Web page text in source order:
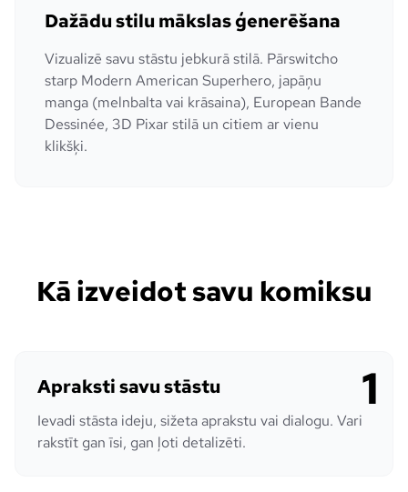
Dažādu stilu mākslas ģenerēšana
Vizualizē savu stāstu jebkurā stilā. Pārswitcho
starp Modern American Superhero, japāņu
manga (melnbalta vai krāsaina), European Bande
Dessinée, 3D Pixar stilā un citiem ar vienu
klikšķi.
Kā izveidot savu komiksu
1
Apraksti savu stāstu
Ievadi stāsta ideju, sižeta aprakstu vai dialogu. Vari
rakstīt gan īsi, gan ļoti detalizēti.